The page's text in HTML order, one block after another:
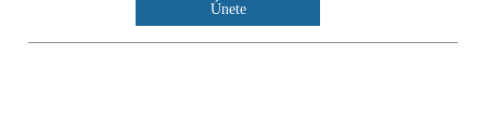
Únete